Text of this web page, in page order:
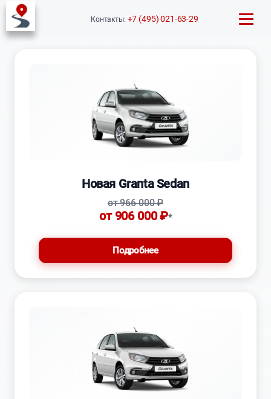
Контакты: +7 (495) 021-63-29
АвтомобилиLada
Новая Granta Sedan
от 966 000 ₽
от 906 000 ₽*
Подробнее